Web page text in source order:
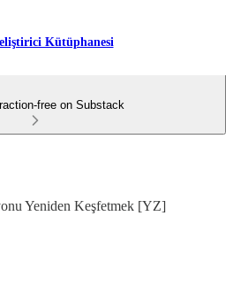
Kütüphanesi
free on Substack
Yeniden Keşfetmek [YZ]